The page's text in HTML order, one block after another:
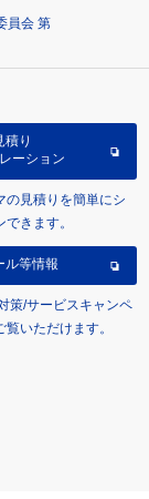
員会 第
積り
ーション
の見積りを簡単にシ
きます。
ル等情報
策/サービスキャンペ
いただけます。